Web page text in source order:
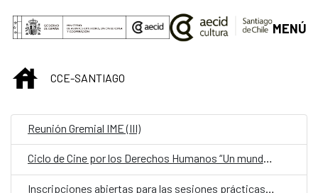
Saltar al contenido principal
MENÚ
INICIOCCE-SANTIAGO
Reunión Gremial IME (III)
Ciclo de Cine por los Derechos Humanos “Un mundo en movimiento”.
Inscripciones abiertas para las sesiones prácticas para el “2do Conversatorio silencioso sobre Ecofeminismo”